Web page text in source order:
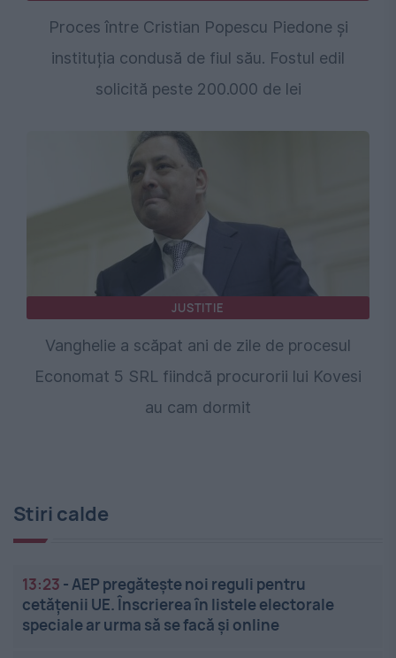
Proces între Cristian Popescu Piedone și
instituția condusă de fiul său. Fostul edil
solicită peste 200.000 de lei
JUSTITIE
Vanghelie a scăpat ani de zile de procesul
Economat 5 SRL fiindcă procurorii lui Kovesi
au cam dormit
Stiri calde
13:23 - AEP pregătește noi reguli pentru
cetățenii UE. Înscrierea în listele electorale
speciale ar urma să se facă și online